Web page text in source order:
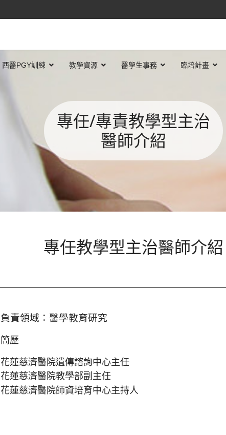
西醫PGY訓練 教學資源 醫學生事務 臨培計畫
專任/專責教學型主治
醫師介紹
專任教學型主治醫師介紹
負責領域：醫學教育研究
簡歷
花蓮慈濟醫院遺傳諮詢中心主任
花蓮慈濟醫院教學部副主任
花蓮慈濟醫院師資培育中心主持人